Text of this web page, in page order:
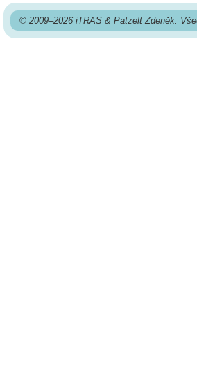
© 2009–2026 iTRAS & Patzelt Zdeněk.